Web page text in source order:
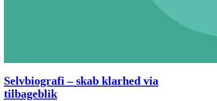
Selvbiografi – skab klarhed via
tilbageblik